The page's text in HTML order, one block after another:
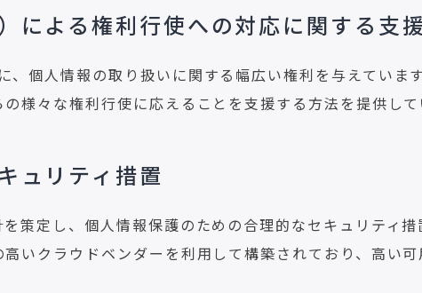
による権利行使への対応に関する支援
、個人情報の取り扱いに関する幅広い権利を与えています
様々な権利行使に応えることを支援する方法を提供して
ュリティ措置
策定し、個人情報保護のための合理的なセキュリティ措
いクラウドベンダーを利用して構築されており、高い